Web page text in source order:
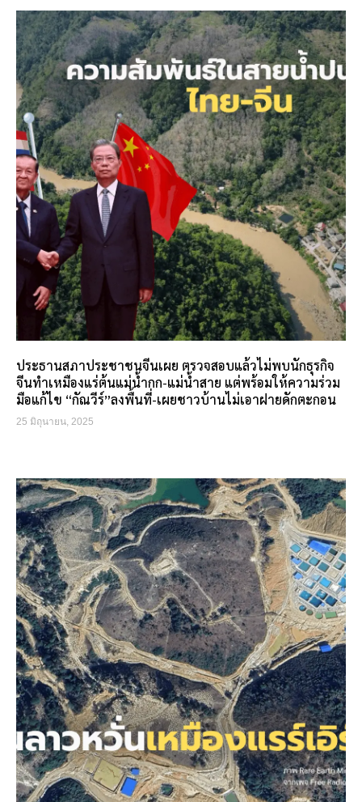
ประธานสภาประชาชนจีนเผย ตรวจสอบแล้วไม่พบนักธุรกิจ
จีนทำเหมืองแร่ต้นแม่น้ำกก-แม่น้ำสาย แต่พร้อมให้ความร่วม
มือแก้ไข “กัณวีร์”ลงพื้นที่-เผยชาวบ้านไม่เอาฝายดักตะกอน
25 มิถุนายน, 2025